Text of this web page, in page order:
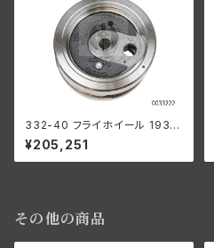
332-40 フライホイール 1937
-48年 U/ULモデル
¥205,251
その他の商品